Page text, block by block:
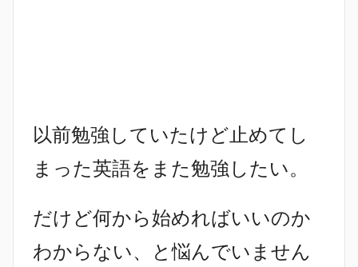
以前勉強していたけど止めてし
まった英語をまた勉強したい。
だけど何から始めればいいのか
わからない、と悩んでいません